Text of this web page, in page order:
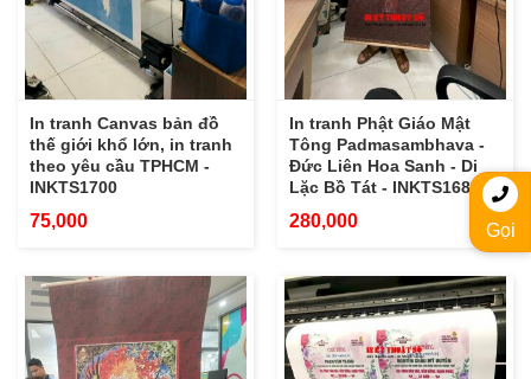
In tranh Canvas bản đồ
thế giới khổ lớn, in tranh
theo yêu cầu TPHCM -
INKTS1700
75,000
In tranh Phật Giáo Mật
Tông Padmasambhava -
Đức Liên Hoa Sanh - Di
Lặc Bồ Tát - INKTS1689
280,000 Gọi